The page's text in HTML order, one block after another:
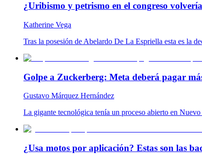
¿Uribismo y petrismo en el congreso
Katherine Vega
Tras la posesión de Abelardo De La Espriella esta es la
Golpe a Zuckerberg: Meta deberá pagar
Gustavo Márquez Hernández
La gigante tecnológica tenía un proceso abierto en
¿Usa motos por aplicación? Estas son las